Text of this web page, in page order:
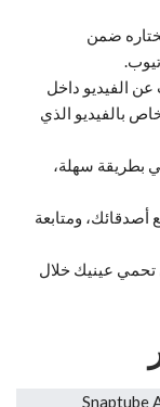
ضمن
الفيديو داخل
بالفيديو الذي
بطريقة سهلة،
ومتابعة
تحمي عينيك خلال